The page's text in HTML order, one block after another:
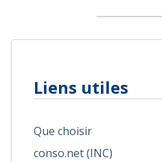
Liens utiles
Que choisir
conso.net (INC)